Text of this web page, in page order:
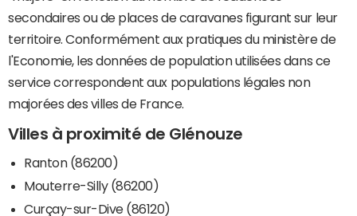
secondaires ou de places de caravanes figurant sur leur
territoire. Conformément aux pratiques du ministère de
l'Economie, les données de population utilisées dans ce
service correspondent aux populations légales non
majorées des villes de France.
Villes à proximité de Glénouze
Ranton (86200)
Mouterre-Silly (86200)
Curçay-sur-Dive (86120)